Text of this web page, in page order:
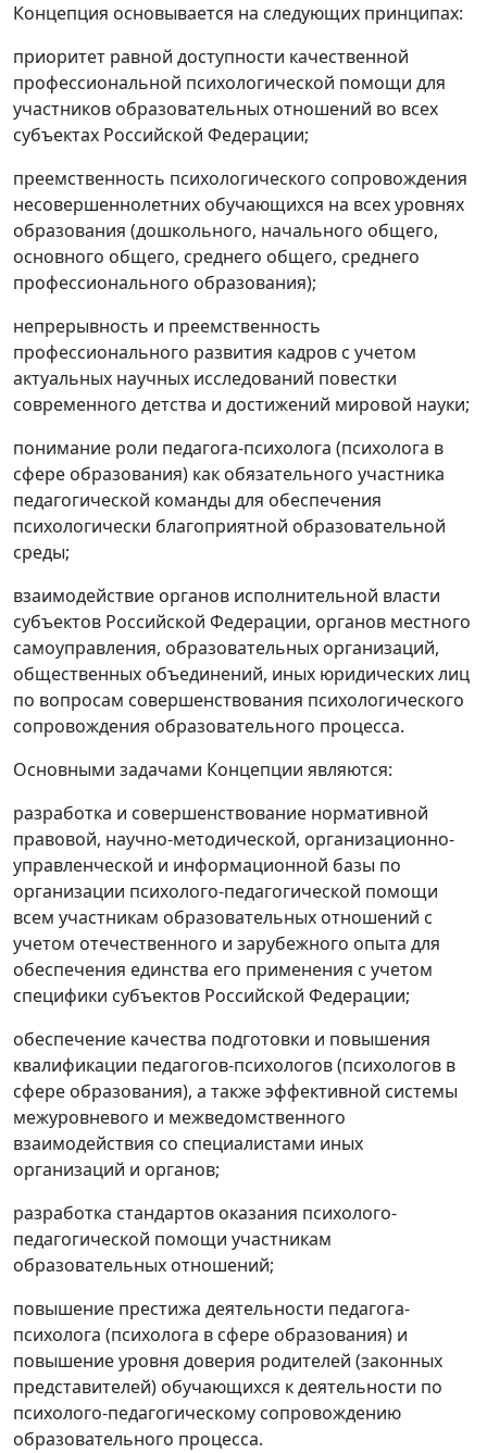
Концепция основывается на следующих принципах:
приоритет равной доступности качественной
профессиональной психологической помощи для
участников образовательных отношений во всех
субъектах Российской Федерации;
преемственность психологического сопровождения
несовершеннолетних обучающихся на всех уровнях
образования (дошкольного, начального общего,
основного общего, среднего общего, среднего
профессионального образования);
непрерывность и преемственность
профессионального развития кадров с учетом
актуальных научных исследований повестки
современного детства и достижений мировой науки;
понимание роли педагога-психолога (психолога в
сфере образования) как обязательного участника
педагогической команды для обеспечения
психологически благоприятной образовательной
среды;
взаимодействие органов исполнительной власти
субъектов Российской Федерации, органов местного
самоуправления, образовательных организаций,
общественных объединений, иных юридических лиц
по вопросам совершенствования психологического
сопровождения образовательного процесса.
Основными задачами Концепции являются:
разработка и совершенствование нормативной
правовой, научно-методической, организационно-
управленческой и информационной базы по
организации психолого-педагогической помощи
всем участникам образовательных отношений с
учетом отечественного и зарубежного опыта для
обеспечения единства его применения с учетом
специфики субъектов Российской Федерации;
обеспечение качества подготовки и повышения
квалификации педагогов-психологов (психологов в
сфере образования), а также эффективной системы
межуровневого и межведомственного
взаимодействия со специалистами иных
организаций и органов;
разработка стандартов оказания психолого-
педагогической помощи участникам
образовательных отношений;
повышение престижа деятельности педагога-
психолога (психолога в сфере образования) и
повышение уровня доверия родителей (законных
представителей) обучающихся к деятельности по
психолого-педагогическому сопровождению
образовательного процесса.